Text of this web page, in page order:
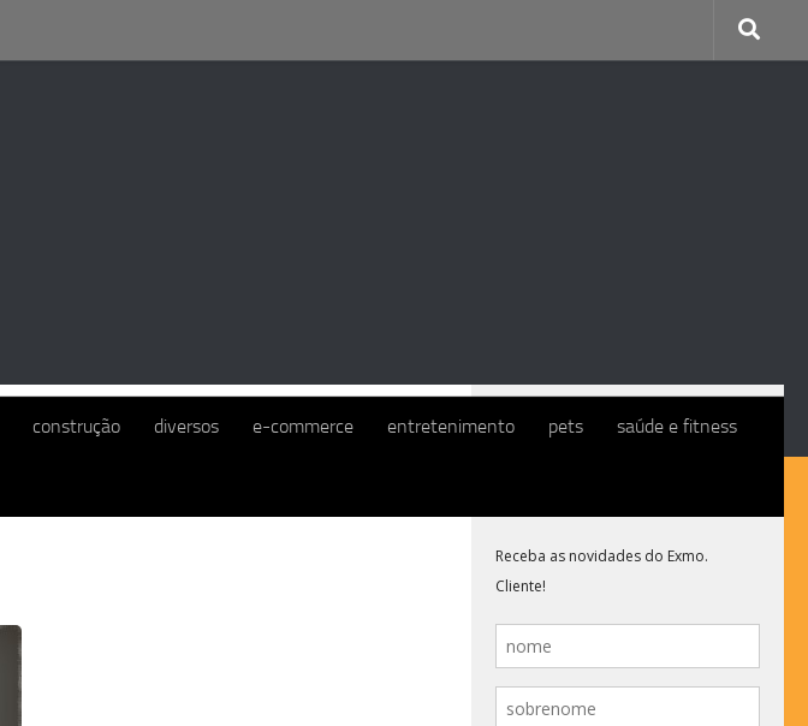
construção diversos e-commerce entretenimento pets saúde e fitness
CONTINUE COM O EXMO. CLIENTE